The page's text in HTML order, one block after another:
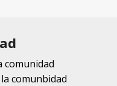
comunidad
comunbidad